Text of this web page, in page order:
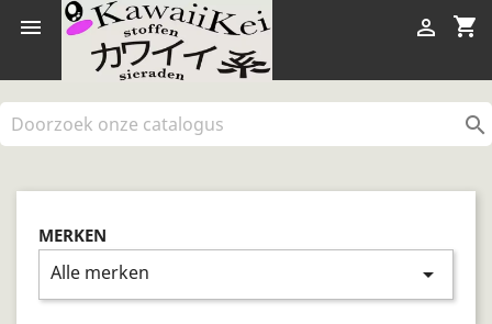
 shopping_cart


MERKEN
Alle merken arrow_drop_down